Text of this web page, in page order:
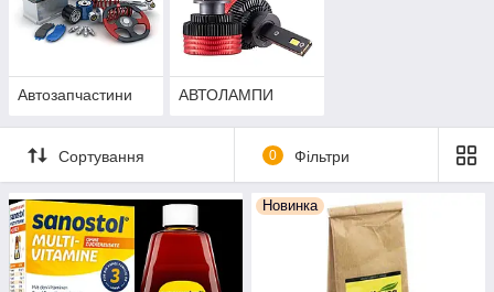
Автозапчастини АВТОЛАМПИ
Сортування 0 Фільтри
Новинка